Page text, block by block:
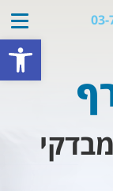
פתח סרגל נגישות
03-